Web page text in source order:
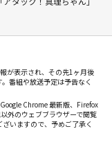
が表示され、その先1ヶ月後
番組や放送予定は予告なく
Chrome 最新版、Firefox
外のウェブブラウザーで閲覧
いますので、予めご了承く